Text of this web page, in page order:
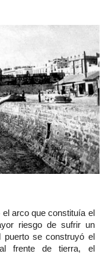
arco que constituía el
riesgo de sufrir un
se construyó el
frente de tierra, el